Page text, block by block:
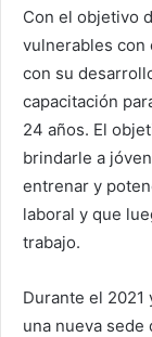
Con el objetivo
vulnerables con
con su
capacitación
24 años. El
brindarle a
entrenar y
laboral y que
trabajo.
Durante el 2021
una nueva sede